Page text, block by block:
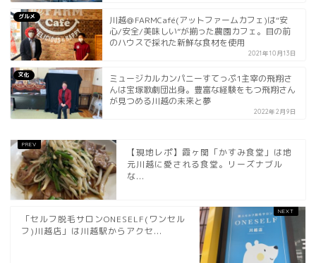
グルメ
川越＠FARMCafé(アットファームカフェ)は“安
心/安全/美味しい”が揃った農園カフェ。目の前
のハウスで採れた新鮮な食材を使用
2021年10月13日
文化
ミュージカルカンパニーすてっぷ1主宰の飛翔さ
んは宝塚歌劇団出身。豊富な経験をもつ飛翔さん
が見つめる川越の未来と夢
2022年2月9日
【現地レポ】霞ヶ関「かすみ食堂」は地
元川越に愛される食堂。リーズナブル
な...
「セルフ脱毛サロンONESELF(ワンセル
フ)川越店」は川越駅からアクセ...